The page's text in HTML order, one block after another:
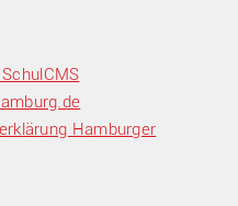
Hamburger